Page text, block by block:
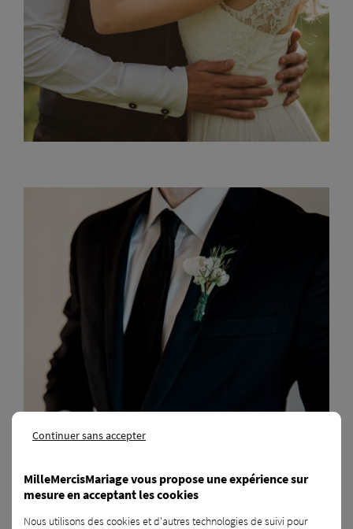
Continuer sans accepter
MilleMercisMariage vous propose une expérience sur
mesure en acceptant les cookies
Nous utilisons des cookies et d'autres technologies de suivi pour